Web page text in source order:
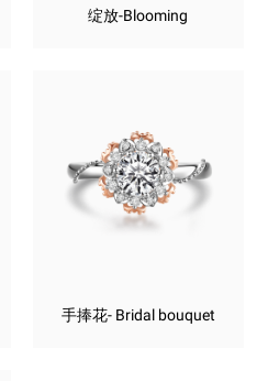
绽放-Blooming
手捧花- Bridal bouquet